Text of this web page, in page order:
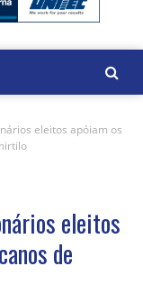
eleitos apóiam os
eleitos
de